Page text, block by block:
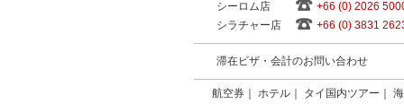
シーロム店
+66 (0) 2026
シラチャー店
+66 (0) 3831
滞在ビザ・会計のお問い合わせ
航空券 ホテル タイ国内ツアー